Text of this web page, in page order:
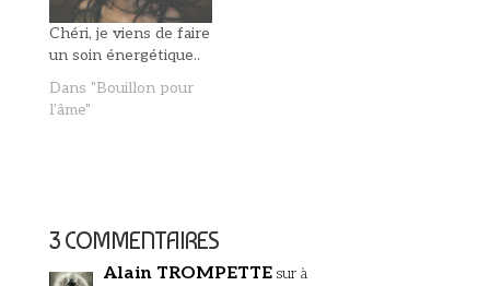
Chéri, je viens de faire
un soin énergétique..
Dans "Bouillon pour
l'âme"
3 COMMENTAIRES
Alain TROMPETTE sur à